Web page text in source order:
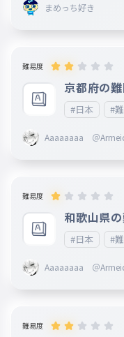
ますので、ご
。すごいと思
みに待ってお
まめっち好き
難易度
京都府の
#日本 #
Aaaaaaaa ＠
難易度
和歌山県
#日本 #
Aaaaaaaa ＠
難易度